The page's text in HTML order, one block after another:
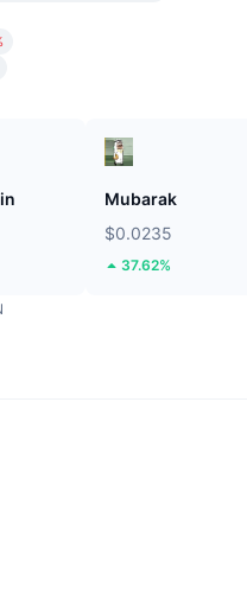
Mubarak
$0.0235
37.62%